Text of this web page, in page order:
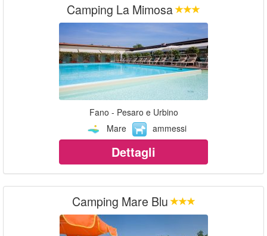
Camping La Mimosa
Fano - Pesaro e Urbino
Mare
ammessi
Dettagli
Camping Mare Blu